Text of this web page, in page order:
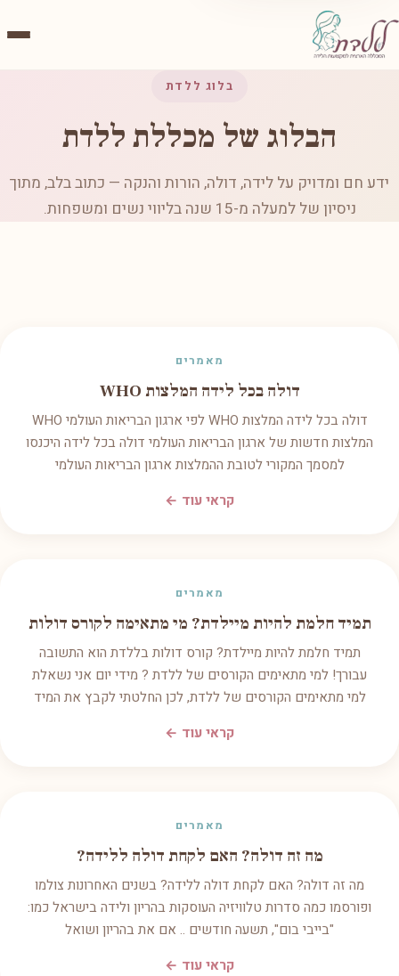
בלוג ללדת
הבלוג של מכללת ללדת
ידע חם ומדויק על לידה, דולה, הורות והנקה — כתוב בלב, מתוך
ניסיון של למעלה מ-15 שנה בליווי נשים ומשפחות.
מאמרים
דולה בכל לידה המלצות WHO
דולה בכל לידה המלצות WHO לפי ארגון הבריאות העולמי WHO
המלצות חדשות של ארגון הבריאות העולמי דולה בכל לידה היכנסו
למסמך המקורי לטובת ההמלצות ארגון הבריאות העולמי
קראי עוד ←
מאמרים
תמיד חלמת להיות מיילדת? מי מתאימה לקורס דולות
תמיד חלמת להיות מיילדת? קורס דולות בללדת הוא התשובה
עבורך! למי מתאימים הקורסים של ללדת ? מידי יום אני נשאלת
למי מתאימים הקורסים של ללדת, לכן החלטתי לקבץ את המיד
קראי עוד ←
מאמרים
מה זה דולה? האם לקחת דולה ללידה?
מה זה דולה? האם לקחת דולה ללידה? בשנים האחרונות צולמו
ופורסמו כמה סדרות טלוויזיה העוסקות בהריון ולידה בישראל כמו:
"בייבי בום", תשעה חודשים .. אם את בהריון ושואל
קראי עוד ←